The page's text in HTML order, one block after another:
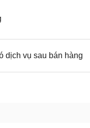
dịch vụ sau bán hàng